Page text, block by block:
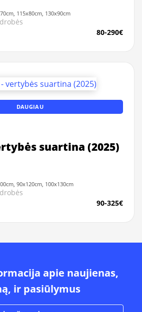
115x80cm, 130x90cm
80-290€
DAUGIAU
suartina (2025)
90x120cm, 100x130cm
90-325€
apie naujienas,
ir pasiūlymus